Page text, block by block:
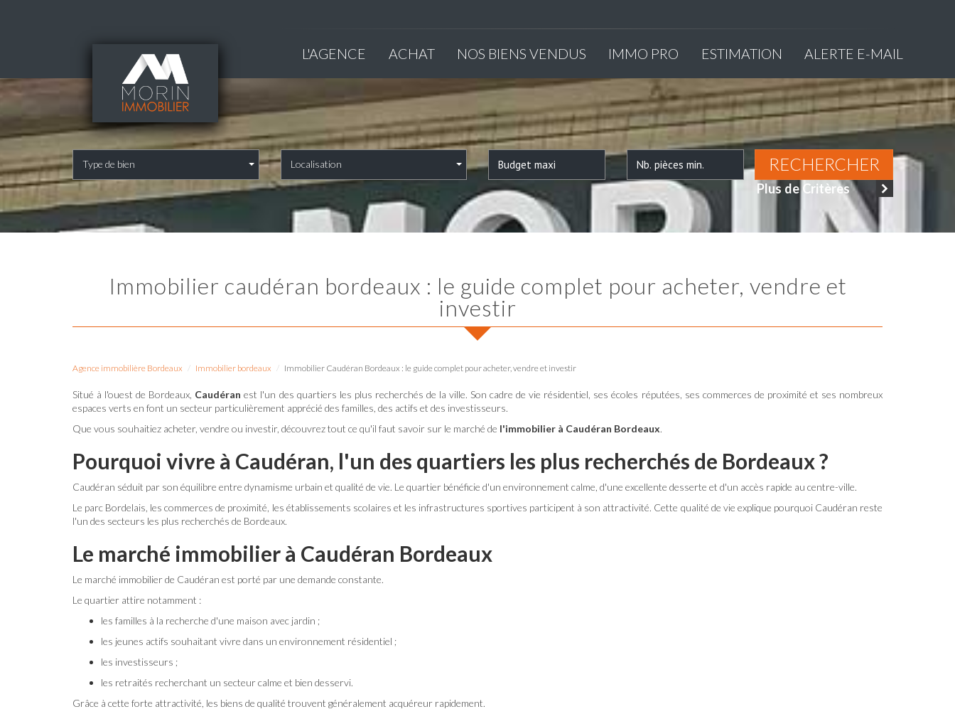
L'AGENCE ACHAT NOS BIENS VENDUS IMMO PRO ESTIMATION ALERTE E-MAIL
Type de bien Localisation RECHERCHER
Plus de Critères
immobilier caudéran bordeaux : le guide complet pour acheter, vendre et
investir
Agence immobilière Bordeaux Immobilier bordeaux Immobilier Caudéran Bordeaux : le guide complet pour acheter, vendre et investir
Situé à l'ouest de Bordeaux, Caudéran est l'un des quartiers les plus recherchés de la ville. Son cadre de vie résidentiel, ses écoles réputées, ses commerces de proximité et ses nombreux
espaces verts en font un secteur particulièrement apprécié des familles, des actifs et des investisseurs.
Que vous souhaitiez acheter, vendre ou investir, découvrez tout ce qu'il faut savoir sur le marché de l'immobilier à Caudéran Bordeaux.
Pourquoi vivre à Caudéran, l'un des quartiers les plus recherchés de Bordeaux ?
Caudéran séduit par son équilibre entre dynamisme urbain et qualité de vie. Le quartier bénéficie d'un environnement calme, d'une excellente desserte et d'un accès rapide au centre-ville.
Le parc Bordelais, les commerces de proximité, les établissements scolaires et les infrastructures sportives participent à son attractivité. Cette qualité de vie explique pourquoi Caudéran reste
l'un des secteurs les plus recherchés de Bordeaux.
Le marché immobilier à Caudéran Bordeaux
Le marché immobilier de Caudéran est porté par une demande constante.
Le quartier attire notamment :
les familles à la recherche d'une maison avec jardin ;
les jeunes actifs souhaitant vivre dans un environnement résidentiel ;
les investisseurs ;
les retraités recherchant un secteur calme et bien desservi.
Grâce à cette forte attractivité, les biens de qualité trouvent généralement acquéreur rapidement.